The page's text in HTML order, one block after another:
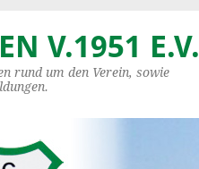
V.1951 E.V.
rund um den Verein, sowie